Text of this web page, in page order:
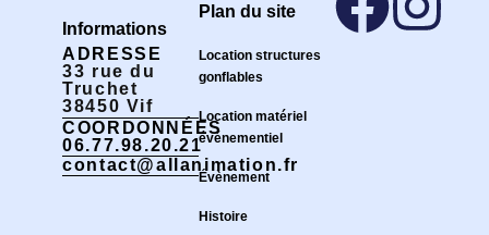
Informations
ADRESSE
33 rue du
Truchet
38450 Vif
COORDONNÉES
06.77.98.20.21
contact@allanimation.fr
Plan du site
Location structures
gonflables
Location matériel
événementiel
Évènement
Histoire